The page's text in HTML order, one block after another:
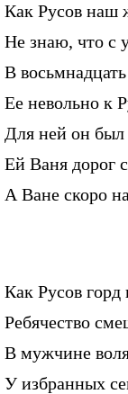
Как Русов наш
Не знаю, что с
В
Ее невольно к
Для ней он был
Ей Ваня дорог
А Ване скоро
Как Русов
Ребячество
В мужчине
У избранных